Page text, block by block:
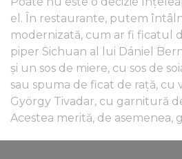
el. În restaurante, putem
modernizată, cum ar fi ficatul
piper Sichuan al lui Dániel
și un sos de miere, cu sos de
sau spuma de ficat de rață, cu
György Tivadar, cu garnitură
Acestea merită, de asemenea,